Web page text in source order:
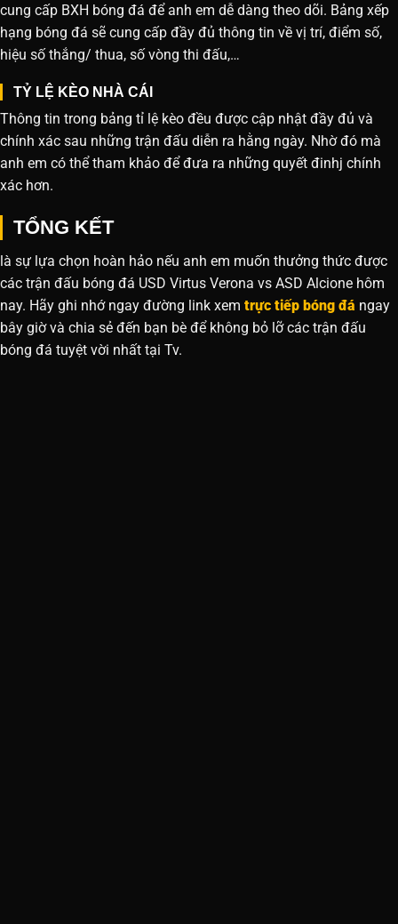
cung cấp BXH bóng đá để anh em dễ dàng theo dõi. Bảng xếp
hạng bóng đá sẽ cung cấp đầy đủ thông tin về vị trí, điểm số,
hiệu số thắng/ thua, số vòng thi đấu,…
TỶ LỆ KÈO NHÀ CÁI
Thông tin trong bảng tỉ lệ kèo đều được cập nhật đầy đủ và
chính xác sau những trận đấu diễn ra hằng ngày. Nhờ đó mà
anh em có thể tham khảo để đưa ra những quyết đinhj chính
xác hơn.
TỔNG KẾT
là sự lựa chọn hoàn hảo nếu anh em muốn thưởng thức được
các trận đấu bóng đá USD Virtus Verona vs ASD Alcione hôm
nay. Hãy ghi nhớ ngay đường link xem trực tiếp bóng đá ngay
bây giờ và chia sẻ đến bạn bè để không bỏ lỡ các trận đấu
bóng đá tuyệt vời nhất tại Tv.